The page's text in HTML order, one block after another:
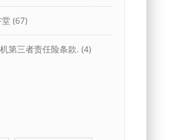
(67)
第三者责任险条款. (4)